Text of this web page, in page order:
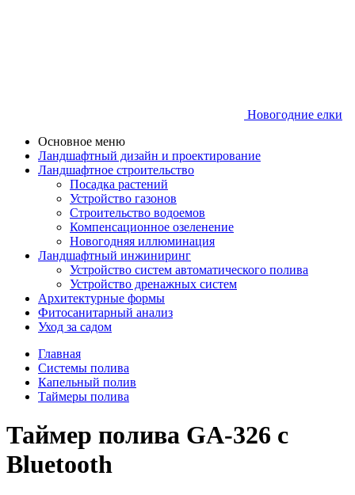
Новогодние елки
Основное меню
Ландшафтный дизайн и проектирование
Ландшафтное строительство
Посадка растений
Устройство газонов
Строительство водоемов
Компенсационное озеленение
Новогодняя иллюминация
Ландшафтный инжиниринг
Устройство систем автоматического полива
Устройство дренажных систем
Aрхитектурные формы
Фитосанитарный анализ
Уход за садом
Главная
Системы полива
Капельный полив
Таймеры полива
Таймер полива GA-326 с
Bluetooth